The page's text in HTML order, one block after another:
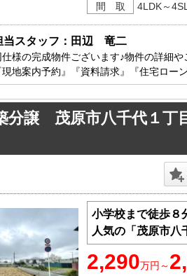
間 取
4LDK～
当スタッフ：田辺　竜二
仕様の完成物件ございます♪物件の詳細
現地案内予約』『資料請求』『住宅ロー
分譲 茂原市八千代１
小学校まで徒歩８
人気の「茂原市八
2,290万円～
エリアの新築一戸建
エリアの中古一戸建
エリアのマンション
エリアの土地
四街道･佐倉･
四街道･佐倉
四街道･佐倉･
四街道･佐倉･
新築一戸建
土地
内房エリアの
内房エリアの
内房エリアの
内房エリアの
ア
アの新築一戸建